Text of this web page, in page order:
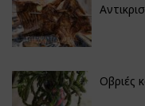
Οβριές